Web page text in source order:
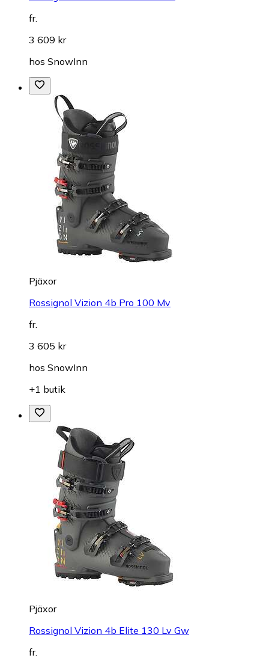
fr.
3 609 kr
hos SnowInn
Pjäxor
Rossignol Vizion 4b Pro 100 Mv
fr.
3 605 kr
hos SnowInn
+1 butik
Pjäxor
Rossignol Vizion 4b Elite 130 Lv Gw
fr.